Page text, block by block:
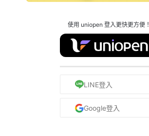
使用 uniopen 登入更快更方便！
LINE登入
Google登入